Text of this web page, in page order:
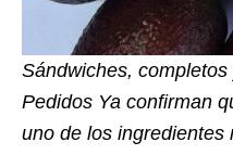
Sándwiches,
Pedidos Ya confirman
uno de los ingredientes